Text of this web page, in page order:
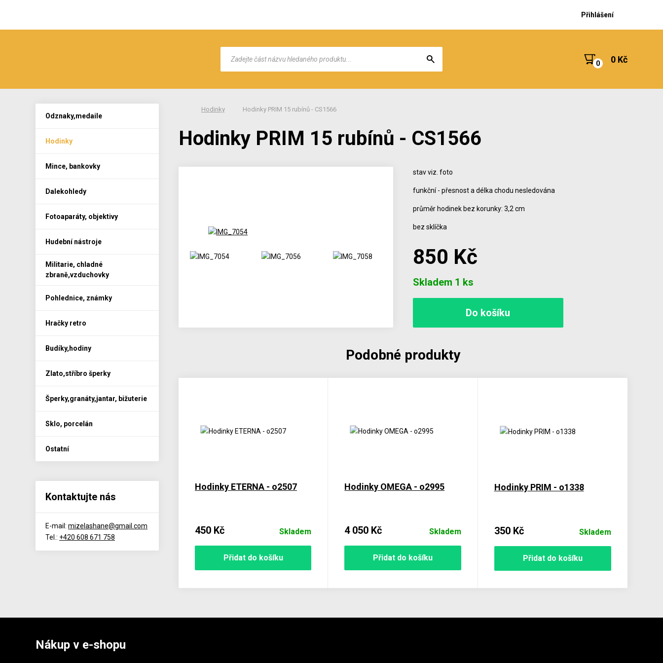
Přihlášení
0 Kč
Hodinky Hodinky PRIM 15 rubínů - CS1566
Hodinky PRIM 15 rubínů - CS1566
stav viz. foto
funkční - přesnost a délka chodu nesledována
průměr hodinek bez korunky: 3,2 cm
bez sklíčka
850 Kč
Skladem 1 ks
Podobné produkty
Hodinky ETERNA - o2507
450 Kč Skladem
Přidat do košíku
Hodinky OMEGA - o2995
4 050 Kč Skladem
Přidat do košíku
Hodinky PRIM - o1338
350 Kč Skladem
Přidat do košíku
Odznaky,medaile
Hodinky
Mince, bankovky
Dalekohledy
Fotoaparáty, objektivy
Hudební nástroje
Militarie, chladné
zbraně,vzduchovky
Pohlednice, známky
Hračky retro
Budíky,hodiny
Zlato,stříbro šperky
Šperky,granáty,jantar, bižuterie
Sklo, porcelán
Ostatní
Kontaktujte nás
E-mail: mizelashane@gmail.com
Tel.: +420 608 671 758
Nákup v e-shopu